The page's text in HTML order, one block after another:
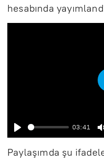
hesabında
B
a
03:41
Paylaşımda şu